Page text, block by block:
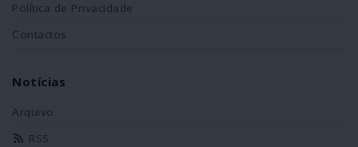
Política de Privacidade
Contactos
Notícias
Arquivo
RSS